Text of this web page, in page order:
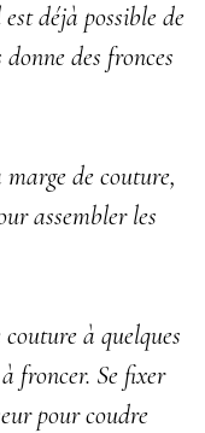
déjà possible de
des fronces
de couture,
assembler les
à quelques
froncer. Se fixer
pour coudre